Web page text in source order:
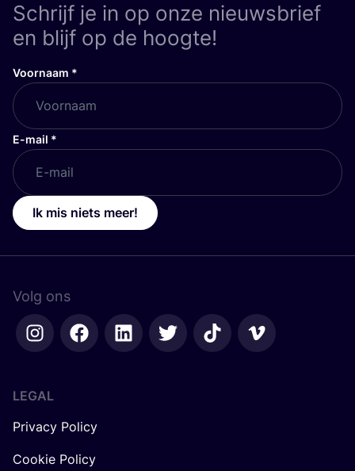
Schrijf je in op onze nieuwsbrief
en blijf op de hoogte!
Voornaam *
E-mail *
Ik mis niets meer!
Volg ons
LEGAL
Privacy Policy
Cookie Policy